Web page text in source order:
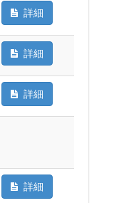
詳細
詳細
詳細
詳細